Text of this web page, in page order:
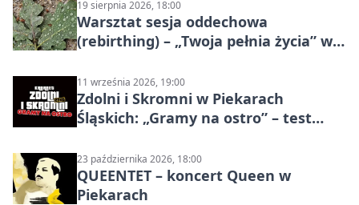
19 sierpnia 2026, 18:00
Warsztat sesja oddechowa
(rebirthing) – „Twoja pełnia życia” w
11 września 2026, 19:00
Zdolni i Skromni w Piekarach
Śląskich: „Gramy na ostro” – test
23 października 2026, 18:00
QUEENTET – koncert Queen w
Piekarach